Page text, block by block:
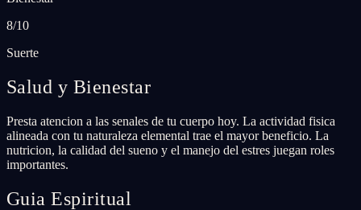
8/10
Suerte
Salud y Bienestar
Presta atencion a las senales de tu cuerpo hoy. La actividad fisica
alineada con tu naturaleza elemental trae el mayor beneficio. La
nutricion, la calidad del sueno y el manejo del estres juegan roles
importantes.
Guia Espiritual